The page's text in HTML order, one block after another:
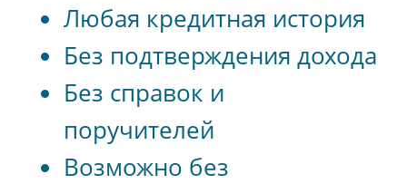
Любая кредитная история
Без подтверждения дохода
Без справок и
поручителей
Возможно без